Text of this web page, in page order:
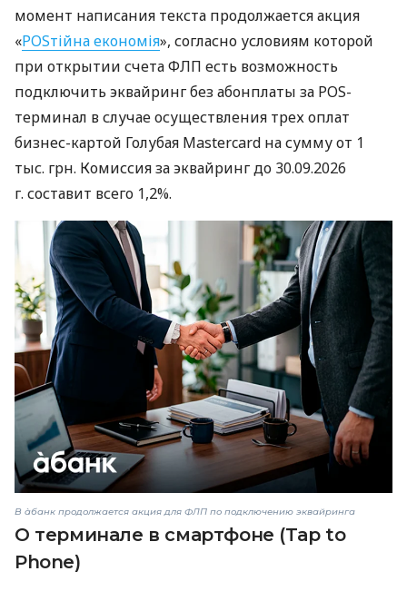
момент написания текста продолжается акция
«POSтійна економія», согласно условиям которой
при открытии счета ФЛП есть возможность
подключить эквайринг без абонплаты за POS-
терминал в случае осуществления трех оплат
бизнес-картой Голубая Mastercard на сумму от 1
тыс. грн. Комиссия за эквайринг до 30.09.2026
г. составит всего 1,2%.
В àбанк продолжается акция для ФЛП по подключению эквайринга
О терминале в смартфоне (Tap to
Phone)